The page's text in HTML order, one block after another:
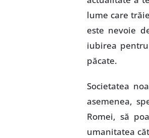
lume care
este nevoie
iubirea
păcate.
Societatea
asemenea,
Romei, să
umanitatea